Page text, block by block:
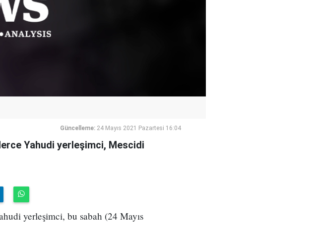
Güncelleme: 24 Mayıs 2021 Pazartesi 16:04
Yahudi yerleşimci, Mescidi
yerleşimci, bu sabah (24 Mayıs